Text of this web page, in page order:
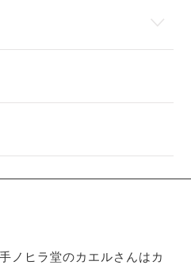
手ノヒラ堂のカエルさんはカ